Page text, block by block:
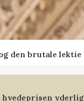
den brutale
hvedeprisen